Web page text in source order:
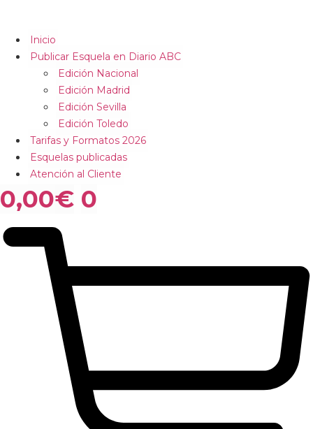
Inicio
Publicar Esquela en Diario ABC
Edición Nacional
Edición Madrid
Edición Sevilla
Edición Toledo
Tarifas y Formatos 2026
Esquelas publicadas
Atención al Cliente
0,00€ 0